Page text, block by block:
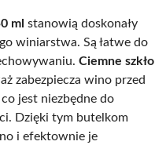
ml stanowią doskonały
winiarstwa. Są łatwe do
Ciemne szkło
zabezpiecza wino przed
jest niezbędne do
Dzięki tym butelkom
i efektownie je